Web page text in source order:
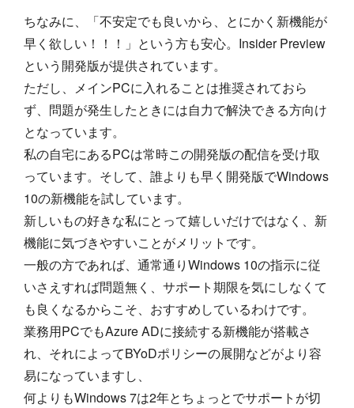
ちなみに、「不安定でも良いから、とにかく新機能が
早く欲しい！！！」という方も安心。Insider Preview
という開発版が提供されています。
ただし、メインPCに入れることは推奨されておら
ず、問題が発生したときには自力で解決できる方向け
となっています。
私の自宅にあるPCは常時この開発版の配信を受け取
っています。そして、誰よりも早く開発版でWindows
10の新機能を試しています。
新しいもの好きな私にとって嬉しいだけではなく、新
機能に気づきやすいことがメリットです。
一般の方であれば、通常通りWindows 10の指示に従
いさえすれば問題無く、サポート期限を気にしなくて
も良くなるからこそ、おすすめしているわけです。
業務用PCでもAzure ADに接続する新機能が搭載さ
れ、それによってBYoDポリシーの展開などがより容
易になっていますし、
何よりもWindows 7は2年とちょっとでサポートが切